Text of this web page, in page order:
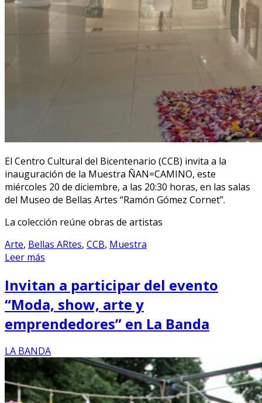
El Centro Cultural del Bicentenario (CCB) invita a la
inauguración de la Muestra ÑAN=CAMINO, este
miércoles 20 de diciembre, a las 20:30 horas, en las salas
del Museo de Bellas Artes “Ramón Gómez Cornet”.
La colección reúne obras de artistas
Arte, Bellas ARtes, CCB, Muestra
Leer más
Invitan a participar del evento
“Moda, show, arte y
emprendedores” en La Banda
LA BANDA